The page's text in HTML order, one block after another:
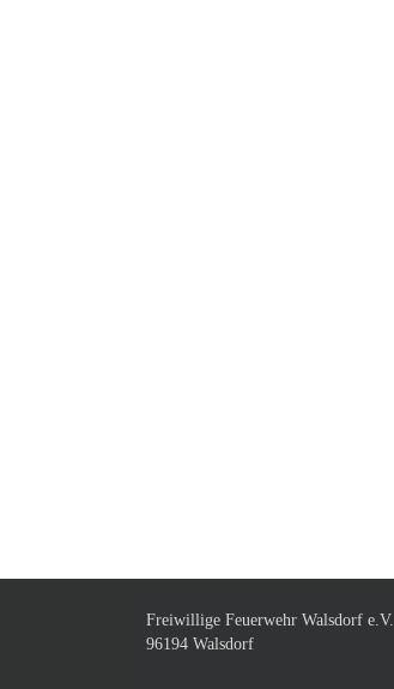
Freiwillige Feuerwehr Walsdorf e.V.
96194 Walsdorf